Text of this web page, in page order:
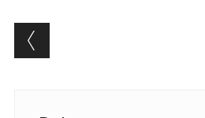
Post navigation